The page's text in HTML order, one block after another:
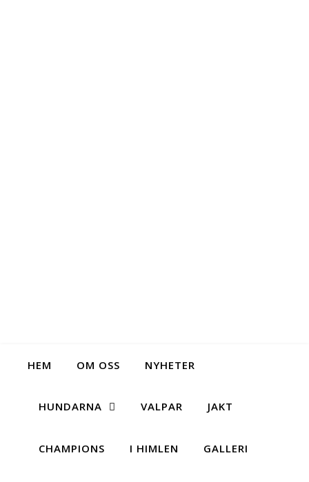
HEM OM OSS NYHETER
HUNDARNA VALPAR JAKT
CHAMPIONS I HIMLEN GALLERI